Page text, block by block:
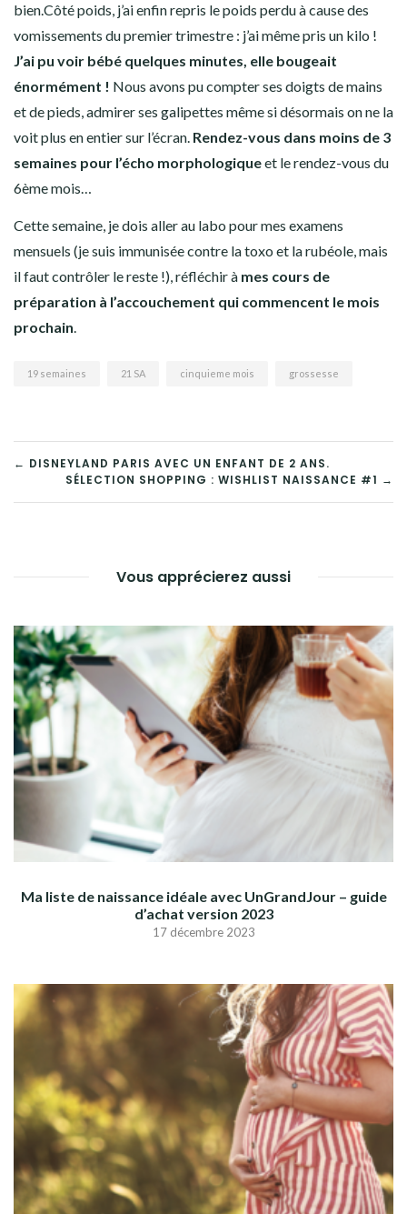
bien.Côté poids, j’ai enfin repris le poids perdu à cause des
vomissements du premier trimestre : j’ai même pris un kilo !
J’ai pu voir bébé quelques minutes, elle bougeait
énormément ! Nous avons pu compter ses doigts de mains
et de pieds, admirer ses galipettes même si désormais on ne la
voit plus en entier sur l’écran. Rendez-vous dans moins de 3
semaines pour l’écho morphologiqueet le rendez-vous du
6ème mois…
Cette semaine, je dois aller au labo pour mes examens
mensuels (je suis immunisée contre la toxo et la rubéole, mais
il faut contrôler le reste !), réfléchir à mes cours de
préparation à l’accouchement qui commencent le mois
prochain.
19 semaines 21 SA cinquieme mois grossesse
← DISNEYLAND PARIS AVEC UN ENFANT DE 2 ANS.
SÉLECTION SHOPPING : WISHLIST NAISSANCE #1 →
Vous apprécierez aussi
Ma liste de naissance idéale avec UnGrandJour – guide
d’achat version 2023
17 décembre 2023